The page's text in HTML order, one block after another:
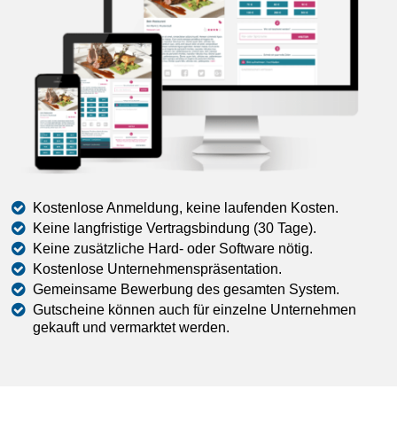
Kostenlose Anmeldung, keine laufenden Kosten.
Keine langfristige Vertragsbindung (30 Tage).
Keine zusätzliche Hard- oder Software nötig.
Kostenlose Unternehmenspräsentation.
Gemeinsame Bewerbung des gesamten System.
Gutscheine können auch für einzelne Unternehmen
gekauft und vermarktet werden.